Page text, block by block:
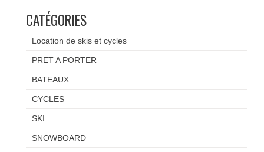
CATÉGORIES
Location de skis et cycles
PRET A PORTER
BATEAUX
CYCLES
SKI
SNOWBOARD